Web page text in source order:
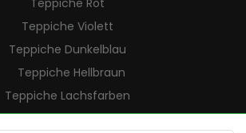
Teppiche Rot
Teppiche Violett
Teppiche Dunkelblau
Teppiche Hellbraun
Teppiche Lachsfarben
Teppiche Cremefarben